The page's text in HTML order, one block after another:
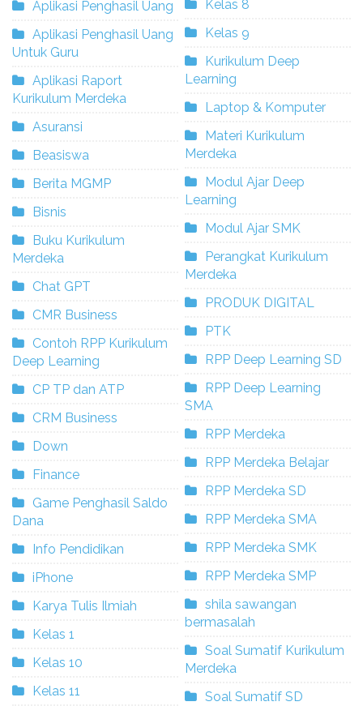
Aplikasi Penghasil Uang
Aplikasi Penghasil Uang
Untuk Guru
Aplikasi Raport
Kurikulum Merdeka
Asuransi
Beasiswa
Berita MGMP
Bisnis
Buku Kurikulum
Merdeka
Chat GPT
CMR Business
Contoh RPP Kurikulum
Deep Learning
CP TP dan ATP
CRM Business
Down
Finance
Game Penghasil Saldo
Dana
Info Pendidikan
iPhone
Karya Tulis Ilmiah
Kelas 1
Kelas 10
Kelas 11
Kelas 8
Kelas 9
Kurikulum Deep
Learning
Laptop & Komputer
Materi Kurikulum
Merdeka
Modul Ajar Deep
Learning
Modul Ajar SMK
Perangkat Kurikulum
Merdeka
PRODUK DIGITAL
PTK
RPP Deep Learning SD
RPP Deep Learning
SMA
RPP Merdeka
RPP Merdeka Belajar
RPP Merdeka SD
RPP Merdeka SMA
RPP Merdeka SMK
RPP Merdeka SMP
shila sawangan
bermasalah
Soal Sumatif Kurikulum
Merdeka
Soal Sumatif SD